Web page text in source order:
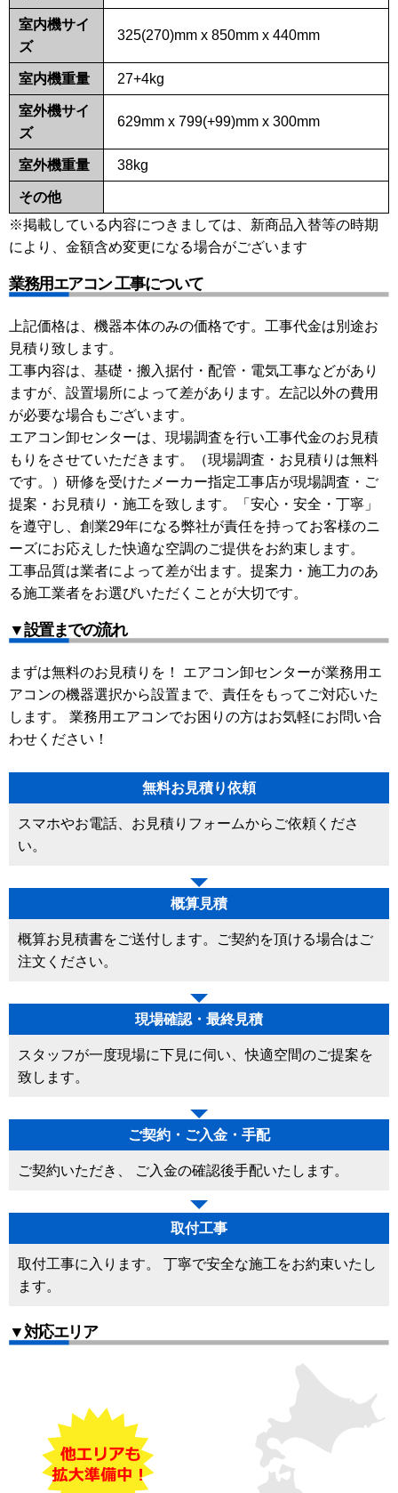
室内機サイ
ズ
325(270)mm x 850mm x 440mm
室内機重量 27+4kg
室外機サイ
ズ
629mm x 799(+99)mm x 300mm
室外機重量 38kg
その他
※掲載している内容につきましては、新商品入替等の時期
により、金額含め変更になる場合がございます
業務用エアコン 工事について
上記価格は、機器本体のみの価格です。工事代金は別途お
見積り致します。
工事内容は、基礎・搬入据付・配管・電気工事などがあり
ますが、設置場所によって差があります。左記以外の費用
が必要な場合もございます。
エアコン卸センターは、現場調査を行い工事代金のお見積
もりをさせていただきます。（現場調査・お見積りは無料
です。）研修を受けたメーカー指定工事店が現場調査・ご
提案・お見積り・施工を致します。「安心・安全・丁寧」
を遵守し、創業29年になる弊社が責任を持ってお客様のニ
ーズにお応えした快適な空調のご提供をお約束します。
工事品質は業者によって差が出ます。提案力・施工力のあ
る施工業者をお選びいただくことが大切です。
▼設置までの流れ
まずは無料のお見積りを！ エアコン卸センターが業務用エ
アコンの機器選択から設置まで、責任をもってご対応いた
します。 業務用エアコンでお困りの方はお気軽にお問い合
わせください！
無料お見積り依頼
スマホやお電話、お見積りフォームからご依頼くださ
い。
概算見積
概算お見積書をご送付します。ご契約を頂ける場合はご
注文ください。
現場確認・最終見積
スタッフが一度現場に下見に伺い、快適空間のご提案を
致します。
ご契約・ご入金・手配
ご契約いただき、 ご入金の確認後手配いたします。
取付工事
取付工事に入ります。 丁寧で安全な施工をお約束いたし
ます。
▼対応エリア